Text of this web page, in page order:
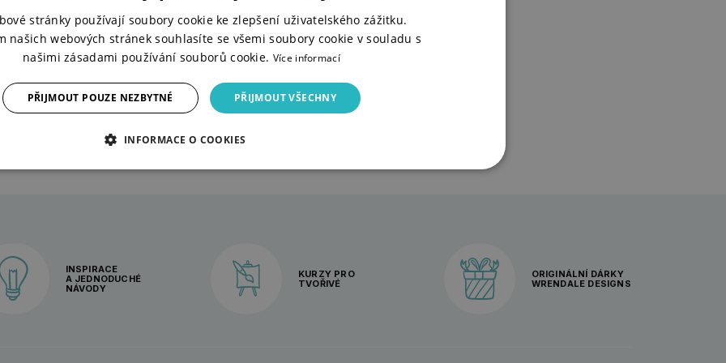
Ananas
SKLADEM
INSPIRACE
A JEDNODUCHÉ
NÁVODY
KURZY PRO
TVOŘIVÉ
ORIGINÁLNÍ DÁRKY
WRENDALE DESIGNS
stránky používají soubory cookie ke zlepšení uživatelského zážitku.
našich webových stránek souhlasíte se všemi soubory cookie v souladu s
našimi zásadami používání souborů cookie. Více informací
PŘIJMOUT VŠECHNY
PŘIJMOUT POUZE NEZBYTNÉ
INFORMACE O COOKIES